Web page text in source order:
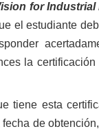
for Industrial
el estudiante
la
tiene esta
de